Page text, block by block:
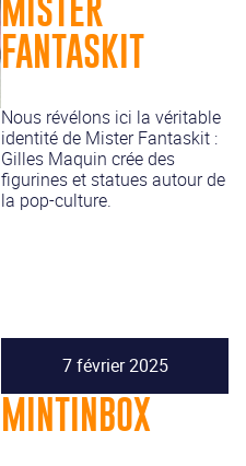
MISTER
FANTASKIT
Nous révélons ici la véritable
identité de Mister Fantaskit :
Gilles Maquin crée des
figurines et statues autour de
la pop-culture.
7 février 2025
MINTINBOX